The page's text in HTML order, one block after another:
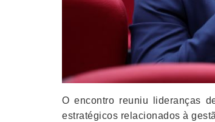
O encontro reuniu lideranças
estratégicos relacionados à